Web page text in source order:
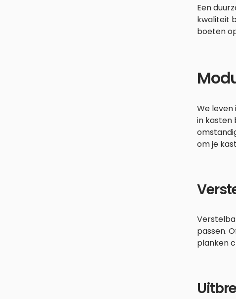
Een
kwaliteit
boeten
We leven
in kasten
om je
passen.
planken